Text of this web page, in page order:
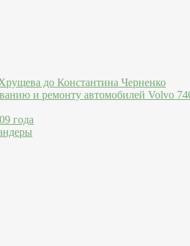
до Константина Черненко
и ремонту автомобилей Volvo
года